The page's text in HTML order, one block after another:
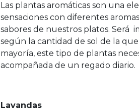
Las plantas aromáticas son una
sensaciones con diferentes
sabores de nuestros platos.
según la cantidad de sol de la
mayoría, este tipo de plantas
acompañada de un regado diario.
Lavandas